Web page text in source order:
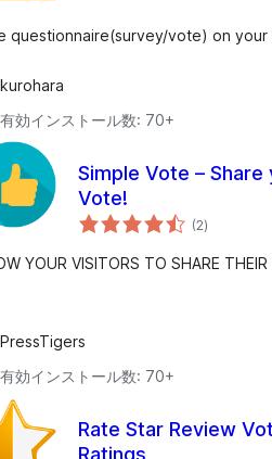
questionnaire(survey/vote) on your
kurohara
有効インストール数: 70+
Simple Vote –
Vote!
(2個
の
価
)
YOUR VISITORS TO SHARE
PressTigers
有効インストール数: 70+
Rate Star Review
Ratings